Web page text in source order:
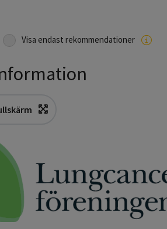
Visa endast rekommendationer